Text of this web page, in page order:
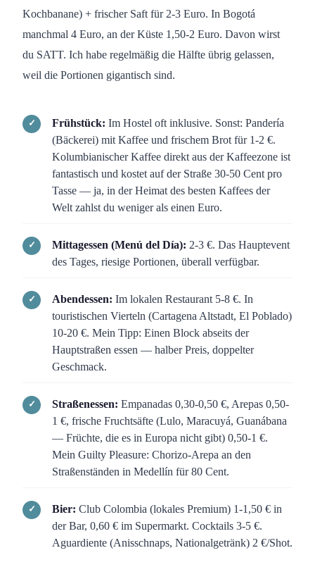
Kochbanane) + frischer Saft für 2-3 Euro. In Bogotá
manchmal 4 Euro, an der Küste 1,50-2 Euro. Davon wirst
du SATT. Ich habe regelmäßig die Hälfte übrig gelassen,
weil die Portionen gigantisch sind.
Frühstück: Im Hostel oft inklusive. Sonst: Pandería
(Bäckerei) mit Kaffee und frischem Brot für 1-2 €.
Kolumbianischer Kaffee direkt aus der Kaffeezone ist
fantastisch und kostet auf der Straße 30-50 Cent pro
Tasse — ja, in der Heimat des besten Kaffees der
Welt zahlst du weniger als einen Euro.
Mittagessen (Menú del Día): 2-3 €. Das Hauptevent
des Tages, riesige Portionen, überall verfügbar.
Abendessen: Im lokalen Restaurant 5-8 €. In
touristischen Vierteln (Cartagena Altstadt, El Poblado)
10-20 €. Mein Tipp: Einen Block abseits der
Hauptstraßen essen — halber Preis, doppelter
Geschmack.
Straßenessen: Empanadas 0,30-0,50 €, Arepas 0,50-
1 €, frische Fruchtsäfte (Lulo, Maracuyá, Guanábana
— Früchte, die es in Europa nicht gibt) 0,50-1 €.
Mein Guilty Pleasure: Chorizo-Arepa an den
Straßenständen in Medellín für 80 Cent.
Bier: Club Colombia (lokales Premium) 1-1,50 € in
der Bar, 0,60 € im Supermarkt. Cocktails 3-5 €.
Aguardiente (Anisschnaps, Nationalgetränk) 2 €/Shot.